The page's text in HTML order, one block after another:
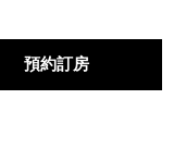
預約訂房